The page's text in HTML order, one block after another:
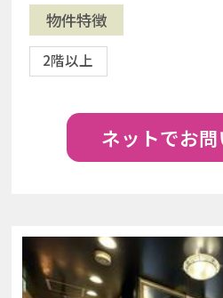
物件特徴
2階以上
ネットでお